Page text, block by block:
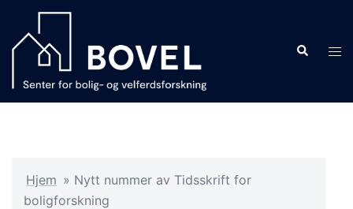
innhold
Search
Hjem » Nytt nummer av Tidsskrift for
boligforskning